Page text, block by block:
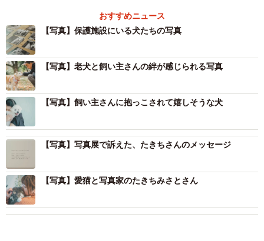
おすすめニュース
【写真】保護施設にいる犬たちの写真
【写真】老犬と飼い主さんの絆が感じられる写真
【写真】飼い主さんに抱っこされて嬉しそうな犬
【写真】写真展で訴えた、たきちさんのメッセージ
【写真】愛猫と写真家のたきちみさとさん